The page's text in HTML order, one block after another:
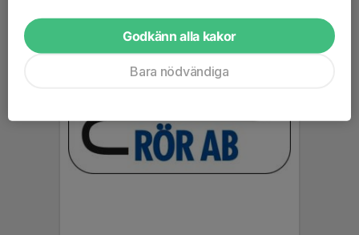
Godkänn alla kakor
Bara nödvändiga